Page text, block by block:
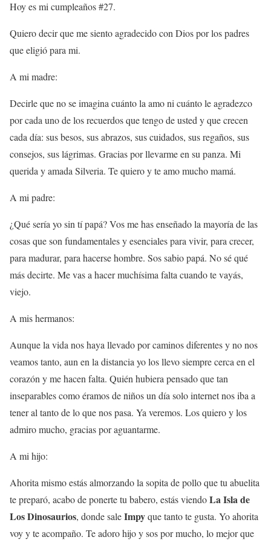
Hoy es mi cumpleaños #27.
Quiero decir que me siento agradecido con Dios por los padres
que eligió para mi.
A mi madre:
Decirle que no se imagina cuánto la amo ni cuánto le agradezco
por cada uno de los recuerdos que tengo de usted y que crecen
cada día: sus besos, sus abrazos, sus cuidados, sus regaños, sus
consejos, sus lágrimas. Gracias por llevarme en su panza. Mi
querida y amada Silveria. Te quiero y te amo mucho mamá.
A mi padre:
¿Qué sería yo sin tí papá? Vos me has enseñado la mayoría de las
cosas que son fundamentales y esenciales para vivir, para crecer,
para madurar, para hacerse hombre. Sos sabio papá. No sé qué
más decirte. Me vas a hacer muchísima falta cuando te vayás,
viejo.
A mis hermanos:
Aunque la vida nos haya llevado por caminos diferentes y no nos
veamos tanto, aun en la distancia yo los llevo siempre cerca en el
corazón y me hacen falta. Quién hubiera pensado que tan
inseparables como éramos de niños un día solo internet nos iba a
tener al tanto de lo que nos pasa. Ya veremos. Los quiero y los
admiro mucho, gracias por aguantarme.
A mi hijo:
Ahorita mismo estás almorzando la sopita de pollo que tu abuelita
te preparó, acabo de ponerte tu babero, estás viendoLa Isla de
Los Dinosaurios, donde saleImpyque tanto te gusta. Yo ahorita
voy y te acompaño. Te adoro hijo y sos por mucho, lo mejor que